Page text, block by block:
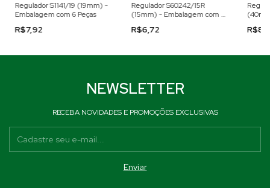
Regulador S1141/19 (19mm) -
Embalagem com 6 Peças
R$7,92
Regulador S60242/15R
(15mm) - Embalagem com 6
R$6,72
NEWSLETTER
RECEBA NOVIDADES E PROMOÇÕES EXCLUSIVAS